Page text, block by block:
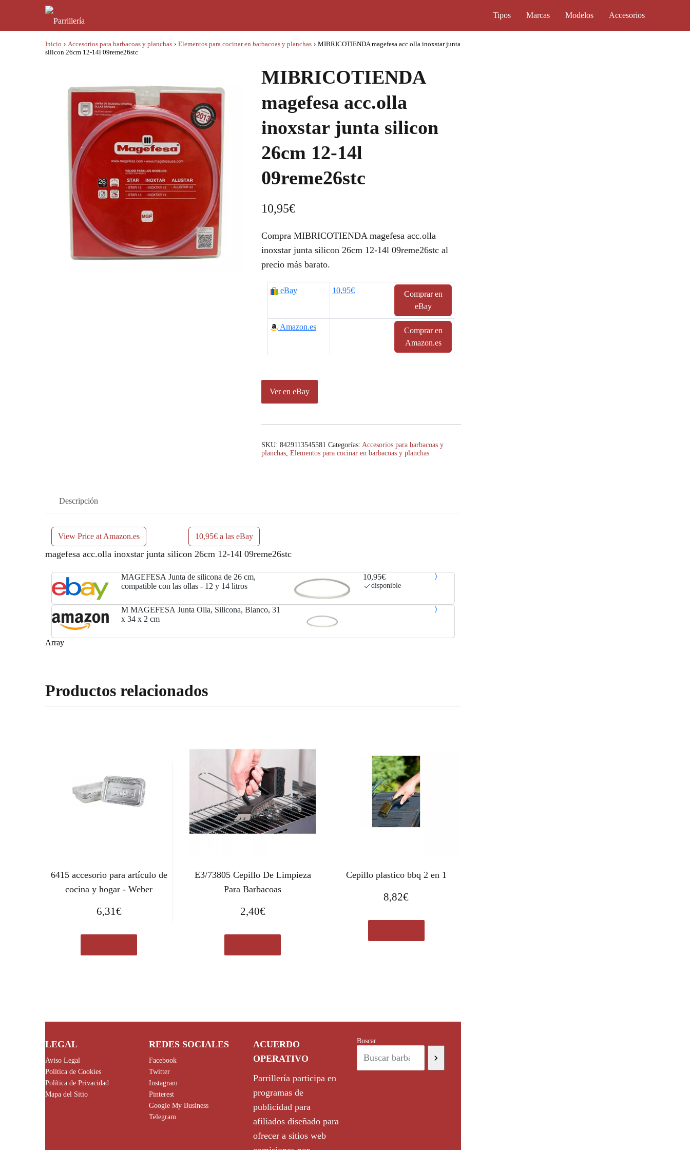
Tipos Marcas Modelos Accesorios
Inicio › Accesorios para barbacoas y planchas › Elementos para cocinar en barbacoas y planchas › MIBRICOTIENDA magefesa acc.olla inoxstar junta
silicon 26cm 12-14l 09reme26stc
MIBRICOTIENDA
magefesa acc.olla
inoxstar junta silicon
26cm 12-14l
09reme26stc
10,95€
Compra MIBRICOTIENDA magefesa acc.olla
inoxstar junta silicon 26cm 12-14l 09reme26stc al
precio más barato.
eBay 10,95€
Comprar en
eBay
Amazon.es
Comprar en
Amazon.es
Ver en eBay
SKU: 8429113545581 Categorías: Accesorios para barbacoas y
planchas, Elementos para cocinar en barbacoas y planchas
Descripción
View Price at Amazon.es 10,95€ a las eBay
magefesa acc.olla inoxstar junta silicon 26cm 12-14l 09reme26stc
MAGEFESA Junta de silicona de 26 cm,
compatible con las ollas - 12 y 14 litros
10,95€
disponible
M MAGEFESA Junta Olla, Silicona, Blanco, 31
x 34 x 2 cm
Array
Productos relacionados
6415 accesorio para artículo de
cocina y hogar - Weber
6,31€
E3/73805 Cepillo De Limpieza
Para Barbacoas
2,40€
Cepillo plastico bbq 2 en 1
8,82€
LEGAL
Aviso Legal
Política de Cookies
Política de Privacidad
Mapa del Sitio
REDES SOCIALES
Facebook
Twitter
Instagram
Pinterest
Google My Business
Telegram
ACUERDO
OPERATIVO
Parrillería participa en
programas de
publicidad para
afiliados diseñado para
ofrecer a sitios web
Buscar